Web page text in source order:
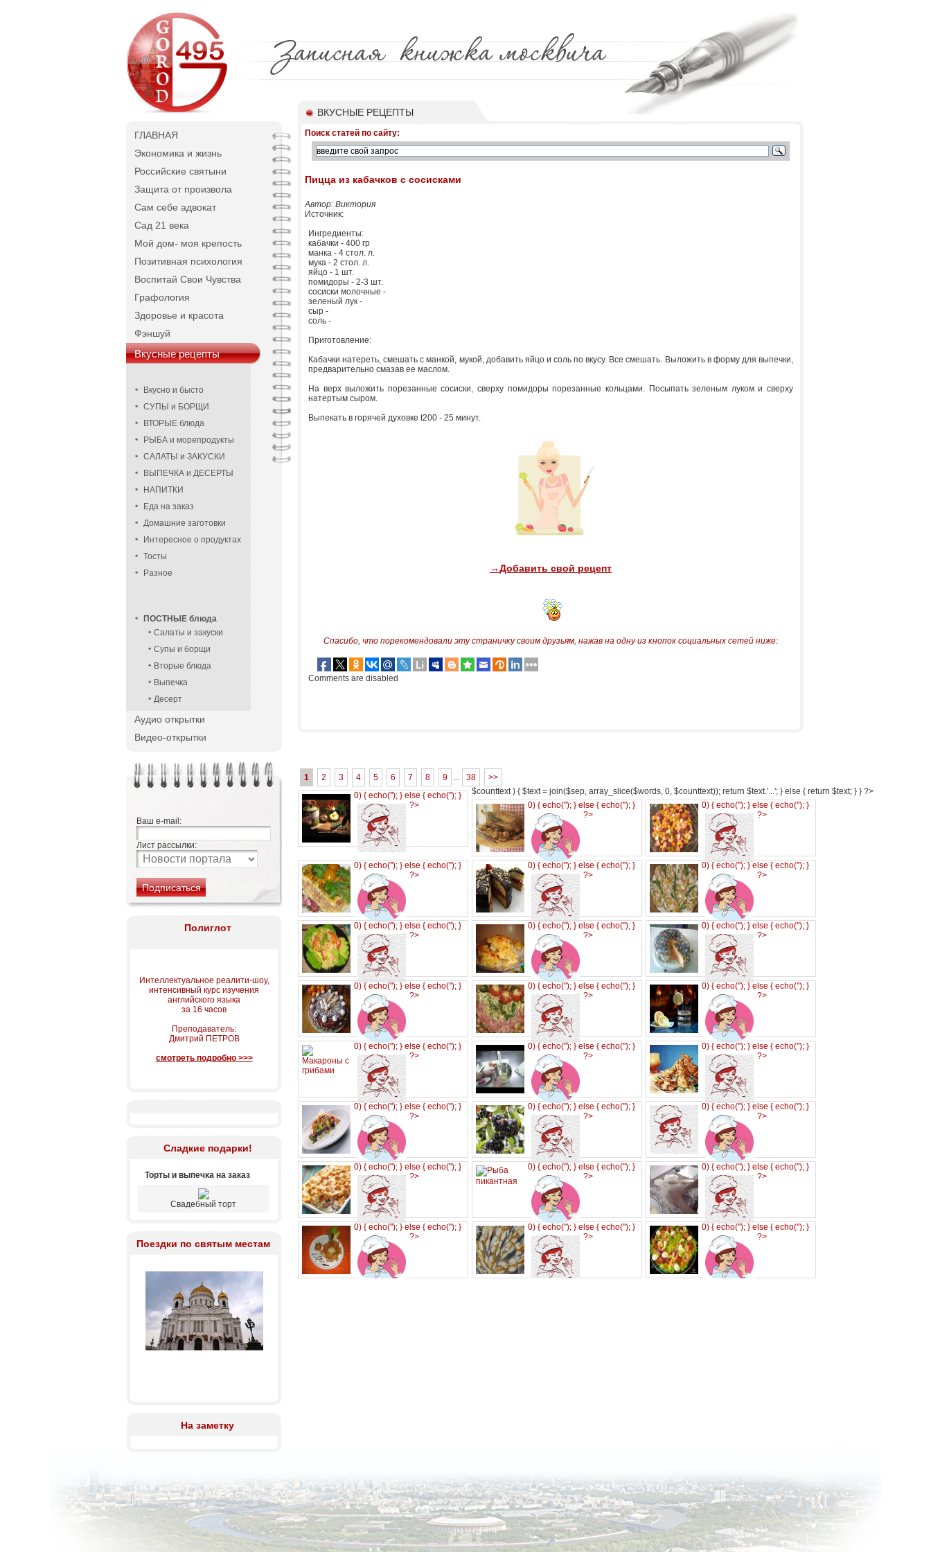
ГЛАВНАЯ
Экономика и жизнь
Российские святыни
Защита от произвола
Сам себе адвокат
Сад 21 века
Мой дом- моя крепость
Позитивная психология
Воспитай Свои Чувства
Графология
Здоровье и красота
Фэншуй
Вкусные рецепты
Вкусно и бысто
СУПЫ и БОРЩИ
ВТОРЫЕ блюда
РЫБА и морепродукты
САЛАТЫ и ЗАКУСКИ
ВЫПЕЧКА и ДЕСЕРТЫ
НАПИТКИ
Еда на заказ
Домашние заготовки
Интересное о продуктах
Тосты
Разное
ПОСТНЫЕ блюда
Салаты и закуски
Супы и борщи
Вторые блюда
Выпечка
Десерт
Аудио открытки
Видео-открытки
Ваш e-mail:
Лист рассылки:
Полиглот
Интеллектуальное реалити-шоу,
интенсивный курс изучения
английского языка
за 16 часов
Преподаватель:
Дмитрий ПЕТРОВ
смотреть подробно >>>
Сладкие подарки!
Торты и выпечка на заказ
Свадебный торт
Поездки по святым местам
На заметку
ВКУСНЫЕ РЕЦЕПТЫ
Поиск статей по сайту:
Пицца из кабачков с сосисками
Автор: Виктория
Источник:
Ингредиенты:
кабачки - 400 гр
манка - 4 стол. л.
мука - 2 стол. л.
яйцо - 1 шт.
помидоры - 2-3 шт.
сосиски молочные -
зеленый лук -
сыр -
соль -
Приготовление:
Кабачки натереть, смешать с манкой, мукой, добавить яйцо и соль по вкусу. Все смешать. Выложить в форму для выпечки,
предварительно смазав ее маслом.
На верх выложить порезанные сосиски, сверху помидоры порезанные кольцами. Посыпать зеленым луком и сверху
натертым сыром.
Выпекать в горячей духовке t200 - 25 минут.
→Добавить свой рецепт
Спасибо, что порекомендовали эту страничку своим друзьям, нажав на одну из кнопок социальных сетей ниже:
Comments are disabled
1 2 3 4 5 6 7 8 9 ... 38
>>
$counttext ) { $text = join($sep, array_slice($words, 0, $counttext)); return $text.'...'; } else { return $text; } } ?>
0) { echo(''); } else { echo(''); }
?>
0) { echo(''); } else { echo(''); }
?>
0) { echo(''); } else { echo(''); }
?>
0) { echo(''); } else { echo(''); }
?>
0) { echo(''); } else { echo(''); }
?>
0) { echo(''); } else { echo(''); }
?>
0) { echo(''); } else { echo(''); }
?>
0) { echo(''); } else { echo(''); }
?>
0) { echo(''); } else { echo(''); }
?>
0) { echo(''); } else { echo(''); }
?>
0) { echo(''); } else { echo(''); }
?>
0) { echo(''); } else { echo(''); }
?>
0) { echo(''); } else { echo(''); }
?>
0) { echo(''); } else { echo(''); }
?>
0) { echo(''); } else { echo(''); }
?>
0) { echo(''); } else { echo(''); }
?>
0) { echo(''); } else { echo(''); }
?>
0) { echo(''); } else { echo(''); }
?>
0) { echo(''); } else { echo(''); }
?>
0) { echo(''); } else { echo(''); }
?>
0) { echo(''); } else { echo(''); }
?>
0) { echo(''); } else { echo(''); }
?>
0) { echo(''); } else { echo(''); }
?>
0) { echo(''); } else { echo(''); }
?>